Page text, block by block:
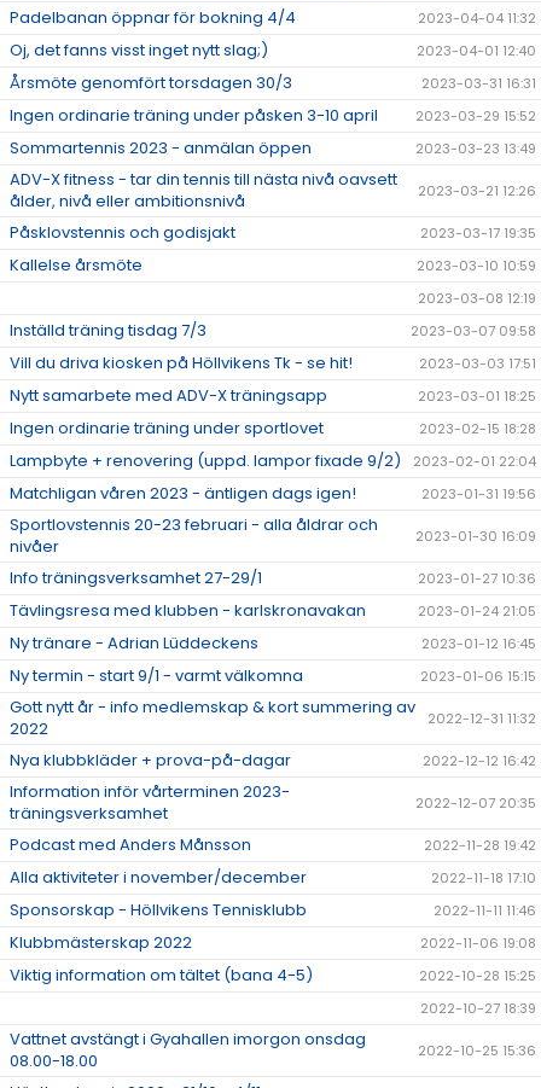
Padelbanan öppnar för bokning 4/4 2023-04-04 11:32
Oj, det fanns visst inget nytt slag;) 2023-04-01 12:40
Årsmöte genomfört torsdagen 30/3 2023-03-31 16:31
Ingen ordinarie träning under påsken 3-10 april 2023-03-29 15:52
Sommartennis 2023 - anmälan öppen 2023-03-23 13:49
ADV-X fitness - tar din tennis till nästa nivå oavsett
ålder, nivå eller ambitionsnivå
2023-03-21 12:26
Påsklovstennis och godisjakt 2023-03-17 19:35
Kallelse årsmöte
2023-03-10 10:59
2023-03-08 12:19
Inställd träning tisdag 7/3 2023-03-07 09:58
Vill du driva kiosken på Höllvikens Tk - se hit! 2023-03-03 17:51
Nytt samarbete med ADV-X träningsapp 2023-03-01 18:25
Ingen ordinarie träning under sportlovet 2023-02-15 18:28
Lampbyte + renovering (uppd. lampor fixade 9/2) 2023-02-01 22:04
Matchligan våren 2023 - äntligen dags igen! 2023-01-31 19:56
Sportlovstennis 20-23 februari - alla åldrar och
nivåer
2023-01-30 16:09
Info träningsverksamhet 27-29/1 2023-01-27 10:36
Tävlingsresa med klubben - karlskronavakan 2023-01-24 21:05
Ny tränare - Adrian Lüddeckens 2023-01-12 16:45
Ny termin - start 9/1 - varmt välkomna 2023-01-06 15:15
Gott nytt år - info medlemskap & kort summering av
2022
2022-12-31 11:32
Nya klubbkläder + prova-på-dagar 2022-12-12 16:42
Information inför vårterminen 2023-
träningsverksamhet
2022-12-07 20:35
Podcast med Anders Månsson 2022-11-28 19:42
Alla aktiviteter i november/december 2022-11-18 17:10
Sponsorskap - Höllvikens Tennisklubb 2022-11-11 11:46
Klubbmästerskap 2022 2022-11-06 19:08
Viktig information om tältet (bana 4-5)
2022-10-28 15:25
2022-10-27 18:39
Vattnet avstängt i Gyahallen imorgon onsdag
08.00-18.00
2022-10-25 15:36